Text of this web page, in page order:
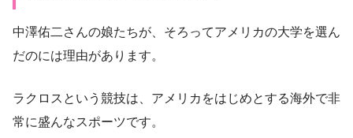
中澤佑二さんの娘たちが、そろってアメリカの大学を選ん
だのには理由があります。
ラクロスという競技は、アメリカをはじめとする海外で非
常に盛んなスポーツです。